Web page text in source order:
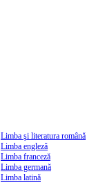
Limba şi literatura română
Limba engleză
Limba franceză
Limba germană
Limba latină